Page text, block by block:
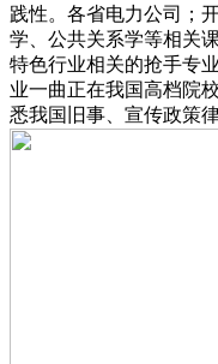
践性。各省电力公司；
学、公共关系学等相关
特色行业相关的抢手专
业一曲正在我国高档院
悉我国旧事、宣传政策律